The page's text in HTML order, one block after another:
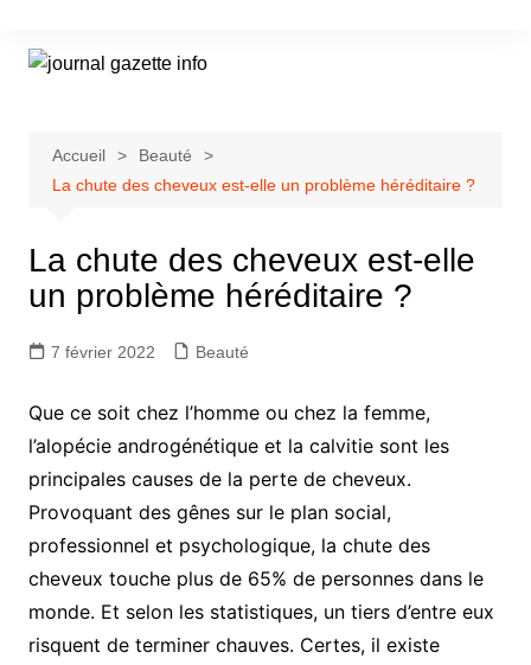
contenu
Accueil
Beauté
La chute des cheveux est-elle un problème héréditaire ?
La chute des cheveux est-elle
un problème héréditaire ?
7 février 2022 Beauté
Que ce soit chez l’homme ou chez la femme,
l’alopécie androgénétique et la calvitie sont les
principales causes de la perte de cheveux.
Provoquant des gênes sur le plan social,
professionnel et psychologique, la chute des
cheveux touche plus de 65% de personnes dans le
monde. Et selon les statistiques, un tiers d’entre eux
risquent de terminer chauves. Certes, il existe